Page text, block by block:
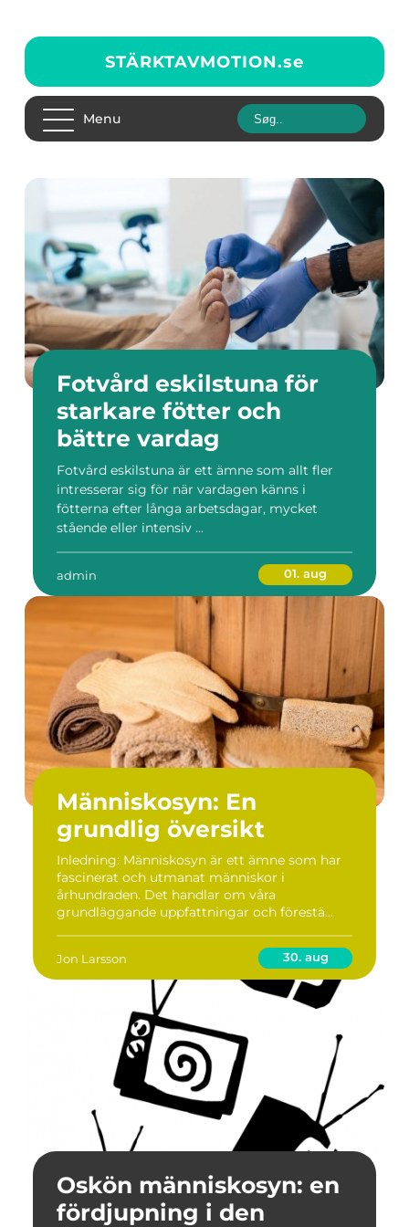
STÄRKTAVMOTION.se
Menu
Fotvård eskilstuna för
starkare fötter och
bättre vardag
Fotvård eskilstuna är ett ämne som allt fler
intresserar sig för när vardagen känns i
fötterna efter långa arbetsdagar, mycket
stående eller intensiv ...
admin 01. aug
Människosyn: En
grundlig översikt
Inledning: Människosyn är ett ämne som har
fascinerat och utmanat människor i
århundraden. Det handlar om våra
grundläggande uppfattningar och förestä...
Jon Larsson 30. aug
Oskön människosyn: en
fördjupning i den